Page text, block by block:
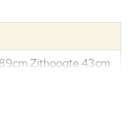
Zithoogte 43cm